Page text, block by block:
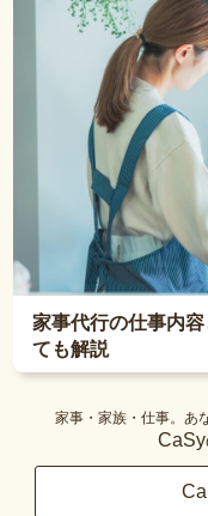
家事代行の仕事内
ても解説
家事・家族・仕事。あ